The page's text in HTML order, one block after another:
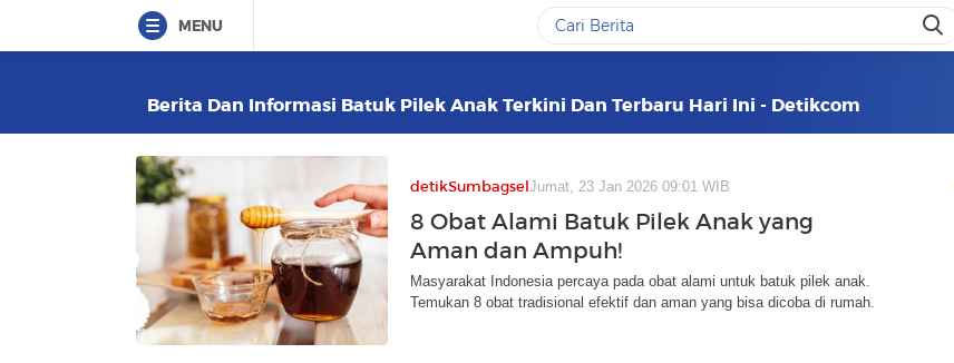
MENU
Berita Dan Informasi Batuk Pilek Anak Terkini Dan Terbaru Hari Ini - Detikcom
detikSumbagselJumat, 23 Jan 2026 09:01 WIB
8 Obat Alami Batuk Pilek Anak yang
Aman dan Ampuh!
Masyarakat Indonesia percaya pada obat alami untuk batuk pilek anak.
Temukan 8 obat tradisional efektif dan aman yang bisa dicoba di rumah.